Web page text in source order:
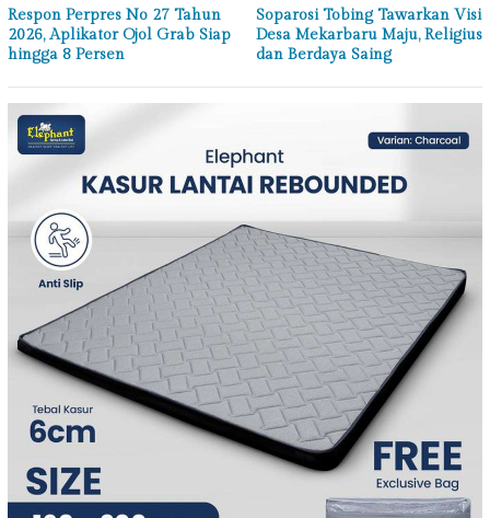
Respon Perpres No 27 Tahun
2026, Aplikator Ojol Grab Siap
hingga 8 Persen
Soparosi Tobing Tawarkan Visi
Desa Mekarbaru Maju, Religius
dan Berdaya Saing